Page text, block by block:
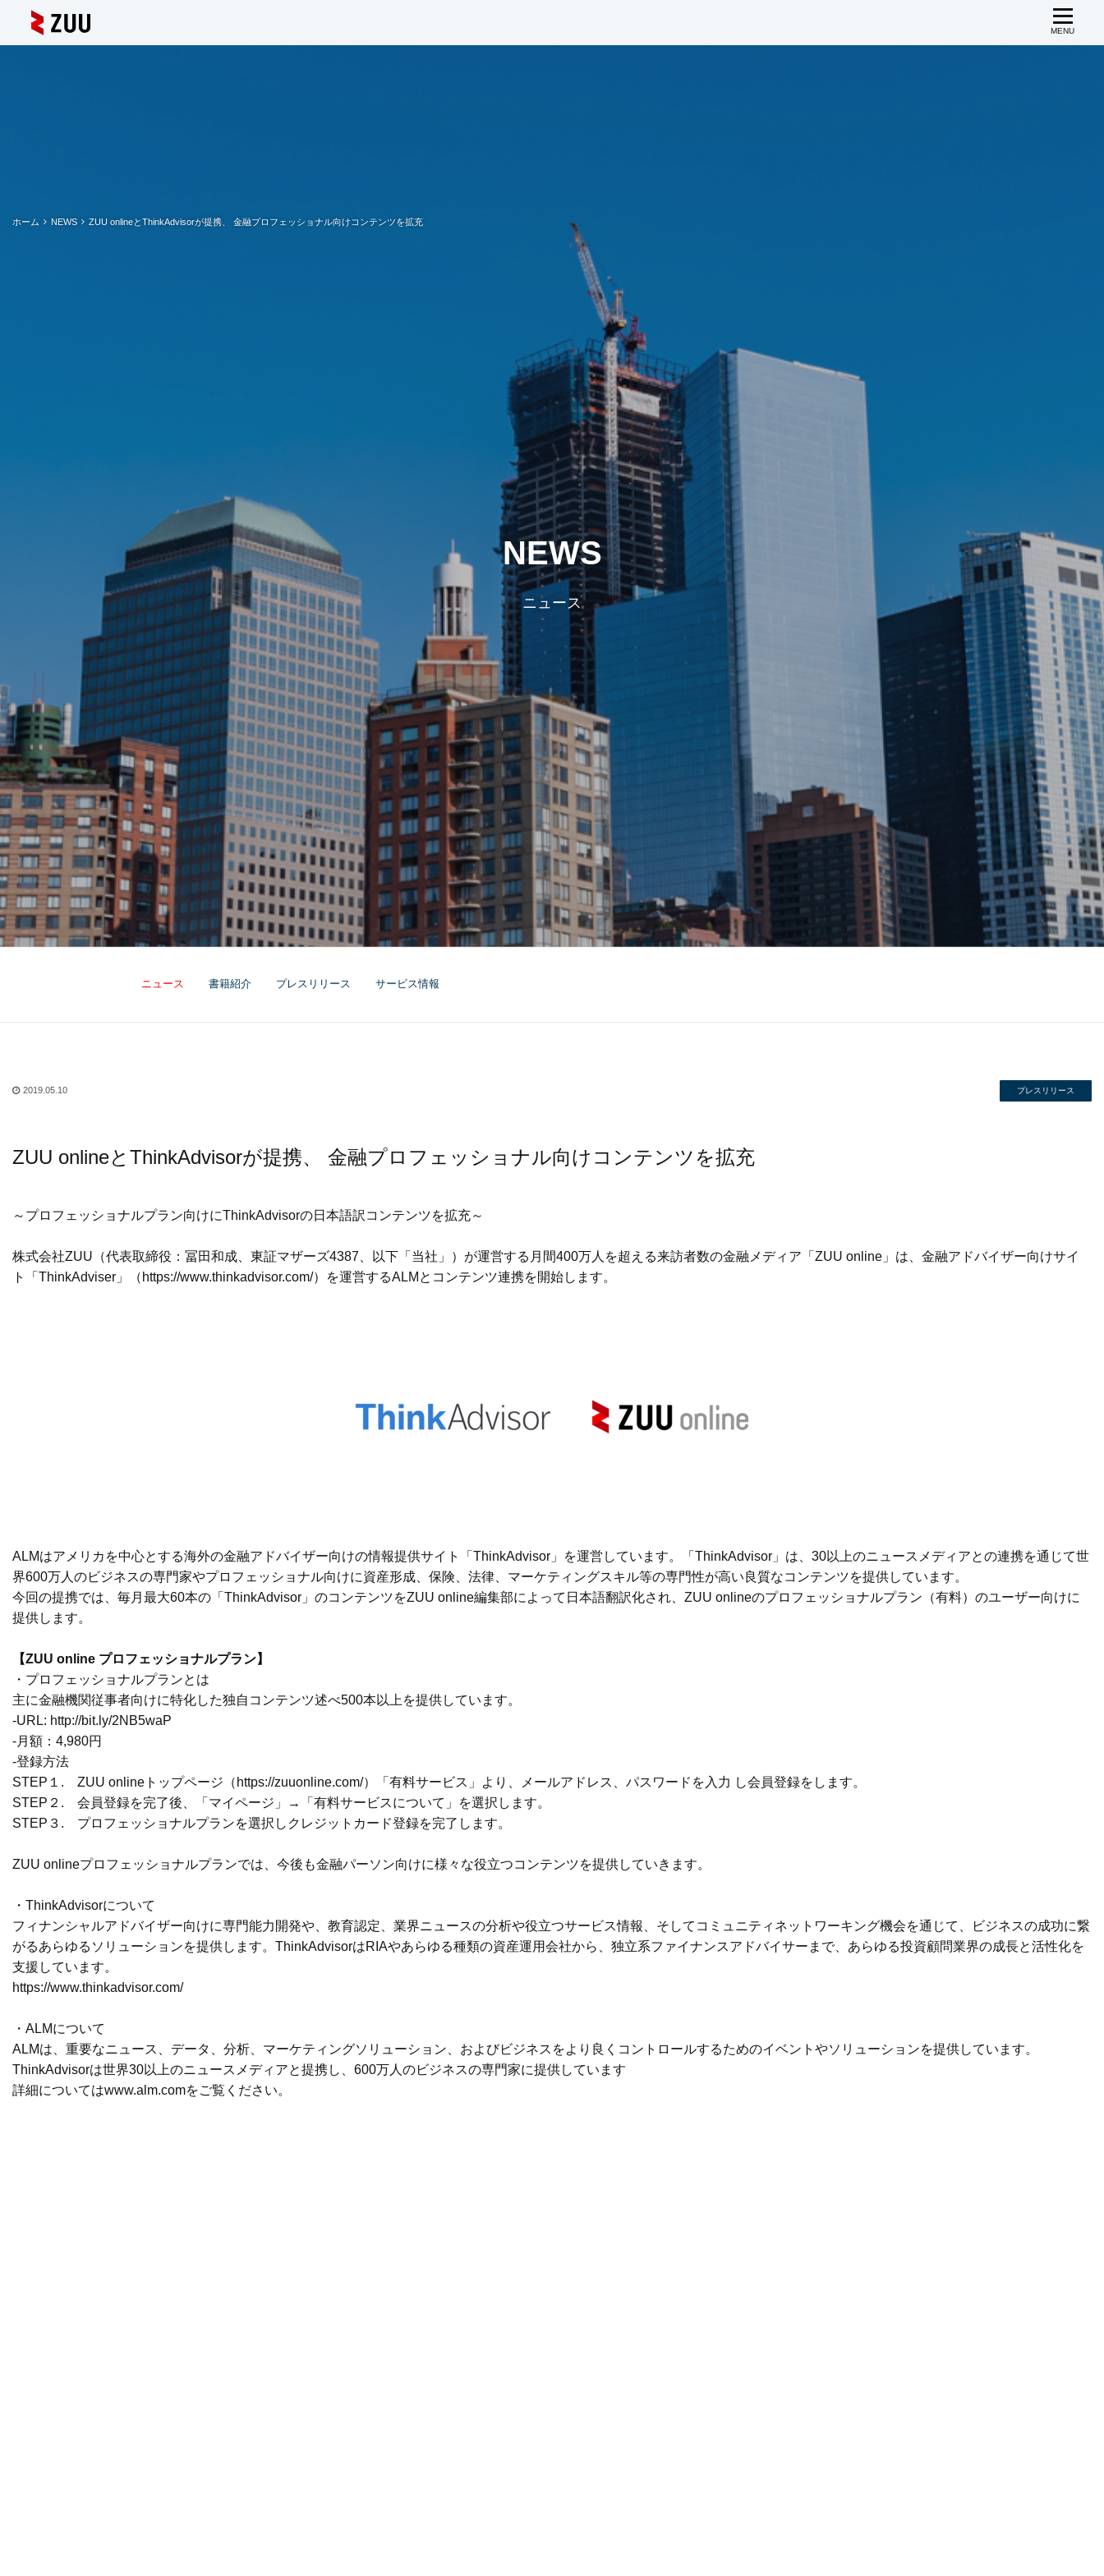
ホーム NEWS ZUU onlineとThinkAdvisorが提携、 金融プロフェッショナル向けコンテンツを拡充
NEWS
ニュース
ニュース 書籍紹介 プレスリリース サービス情報
2019.05.10 プレスリリース
ZUU onlineとThinkAdvisorが提携、 金融プロフェッショナル向けコンテンツを拡充
～プロフェッショナルプラン向けにThinkAdvisorの日本語訳コンテンツを拡充～
株式会社ZUU（代表取締役：冨田和成、東証マザーズ4387、以下「当社」）が運営する月間400万人を超える来訪者数の金融メディア「ZUU online」は、金融アドバイザー向けサイ
ト「ThinkAdviser」（ https://www.thinkadvisor.com/）を運営するALMとコンテンツ連携を開始します。
ALMはアメリカを中心とする海外の金融アドバイザー向けの情報提供サイト「ThinkAdvisor」を運営しています。「ThinkAdvisor」は、30以上のニュースメディアとの連携を通じて世
界600万人のビジネスの専門家やプロフェッショナル向けに資産形成、保険、法律、マーケティングスキル等の専門性が高い良質なコンテンツを提供しています。
今回の提携では、毎月最大60本の「ThinkAdvisor」のコンテンツをZUU online編集部によって日本語翻訳化され、ZUU onlineのプロフェッショナルプラン（有料）のユーザー向けに
提供します。
【ZUU online プロフェッショナルプラン】
・プロフェッショナルプランとは
主に金融機関従事者向けに特化した独自コンテンツ述べ500本以上を提供しています。
-URL: http://bit.ly/2NB5waP
-月額：4,980円
-登録方法
STEP１. ZUU onlineトップページ（ https://zuuonline.com/）「有料サービス」より、メールアドレス、パスワードを入力 し会員登録をします。
STEP２. 会員登録を完了後、「マイページ」→「有料サービスについて」を選択します。
STEP３. プロフェッショナルプランを選択しクレジットカード登録を完了します。
ZUU onlineプロフェッショナルプランでは、今後も金融パーソン向けに様々な役立つコンテンツを提供していきます。
・ThinkAdvisorについて
フィナンシャルアドバイザー向けに専門能力開発や、教育認定、業界ニュースの分析や役立つサービス情報、そしてコミュニティネットワーキング機会を通じて、ビジネスの成功に繋
がるあらゆるソリューションを提供します。ThinkAdvisorはRIAやあらゆる種類の資産運用会社から、独立系ファイナンスアドバイサーまで、あらゆる投資顧問業界の成長と活性化を
支援しています。
https://www.thinkadvisor.com/
・ALMについて
ALMは、重要なニュース、データ、分析、マーケティングソリューション、およびビジネスをより良くコントロールするためのイベントやソリューションを提供しています。
ThinkAdvisorは世界30以上のニュースメディアと提携し、600万人のビジネスの専門家に提供しています
詳細についてはwww.alm.comをご覧ください。